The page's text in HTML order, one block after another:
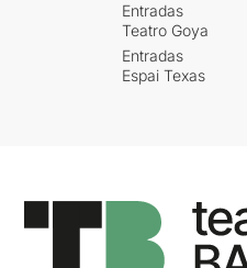
Entradas
Teatro Goya
Entradas
Espai Texas